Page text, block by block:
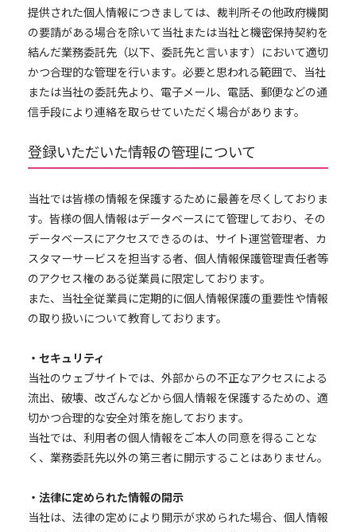
提供された個人情報につきましては、裁判所その他政府機関
の要請がある場合を除いて当社または当社と機密保持契約を
結んだ業務委託先（以下、委託先と言います）において適切
かつ合理的な管理を行います。必要と思われる範囲で、当社
または当社の委託先より、電子メール、電話、郵便などの通
信手段により連絡を取らせていただく場合があります。
登録いただいた情報の管理について
当社では皆様の情報を保護するために最善を尽くしておりま
す。皆様の個人情報はデータベースにて管理しており、その
データベースにアクセスできるのは、サイト運営管理者、カ
スタマーサービスを担当する者、個人情報保護管理責任者等
のアクセス権のある従業員に限定しております。
また、当社全従業員に定期的に個人情報保護の重要性や情報
の取り扱いについて教育しております。
・セキュリティ
当社のウェブサイトでは、外部からの不正なアクセスによる
流出、破壊、改ざんなどから個人情報を保護するための、適
切かつ合理的な安全対策を施しております。
当社では、利用者の個人情報をご本人の同意を得ることな
く、業務委託先以外の第三者に開示することはありません。
・法律に定められた情報の開示
当社は、法律の定めにより開示が求められた場合、個人情報